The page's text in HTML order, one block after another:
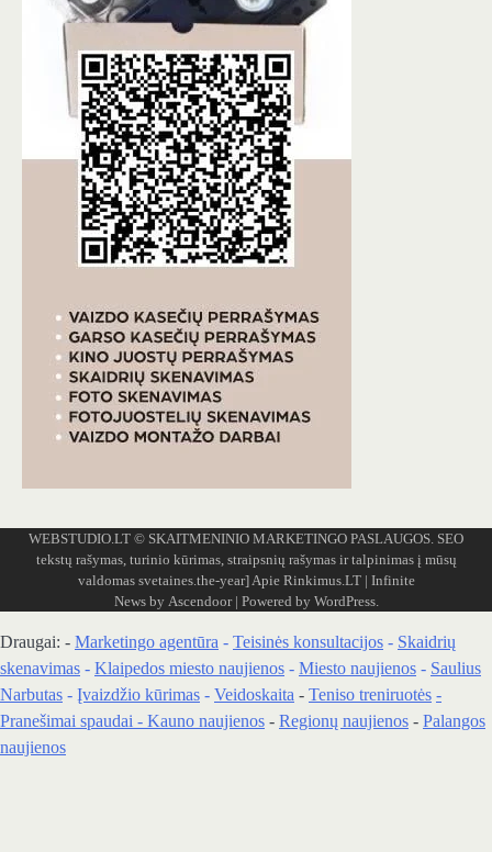
WEBSTUDIO.LT © SKAITMENINIO MARKETINGO PASLAUGOS. SEO
tekstų rašymas, turinio kūrimas, straipsnių rašymas ir talpinimas į mūsų
valdomas svetaines.the-year]Apie Rinkimus.LT| Infinite
News by Ascendoor| Powered by WordPress.
Draugai: - Marketingo agentūra - Teisinės konsultacijos - Skaidrių
skenavimas - Klaipedos miesto naujienos - Miesto naujienos - Saulius
Narbutas - Įvaizdžio kūrimas - Veidoskaita - Teniso treniruotės -
Pranešimai spaudai - Kauno naujienos - Regionų naujienos - Palangos
naujienos